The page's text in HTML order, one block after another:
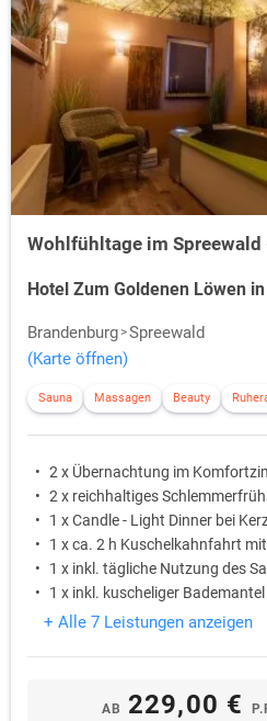
Wohlfühltage im Spreewald
Hotel Zum Goldenen Löwen
Brandenburg Spreewald
(Karte öffnen)
Sauna Massagen Beauty
2 x Übernachtung im
2 x reichhaltiges
1 x Candle - Light Dinner bei
1 x ca. 2 h Kuschelkahnfahrt
1 x inkl. tägliche Nutzung des
1 x inkl. kuscheliger
+ Alle 7 Leistungen anzeigen
AB 229,00 €